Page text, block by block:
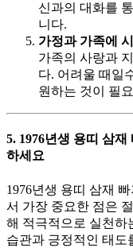
신과의 대화를
니다.
가정과 가족에
가족의 사랑과
다. 어려울 때일
원하는 것이 필
5. 1976년생 용띠 삼
하세요
1976년생 용띠 삼재
서 가장 중요한 점은
해 적극적으로 실천하
습관과 긍정적인 태도